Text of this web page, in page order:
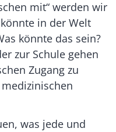
mit“ werden wir
in der Welt
könnte das sein?
zur Schule gehen
Zugang zu
was jede und